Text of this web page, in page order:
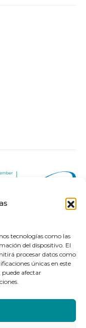
tecnologías como las
del dispositivo. El
procesar datos como
únicas en este
afectar